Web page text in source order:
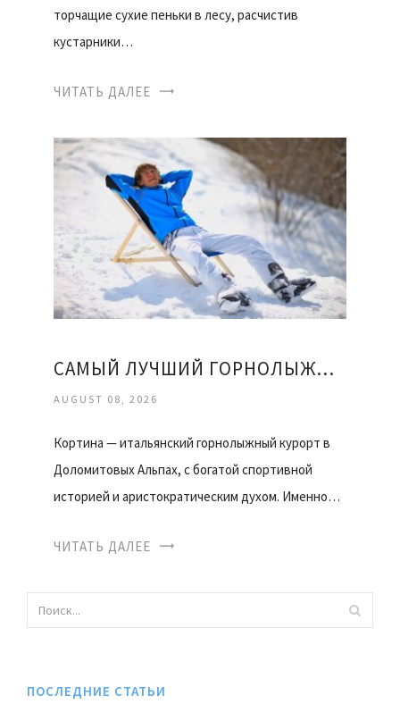
торчащие сухие пеньки в лесу, расчистив
кустарники…
ЧИТАТЬ ДАЛЕЕ
САМЫЙ ЛУЧШИЙ ГОРНОЛЫЖНЫЙ КУРОРТ
AUGUST 08, 2026
Кортина — итальянский горнолыжный курорт в
Доломитовых Альпах, с богатой спортивной
историей и аристократическим духом. Именно…
ЧИТАТЬ ДАЛЕЕ
ПОСЛЕДНИЕ СТАТЬИ